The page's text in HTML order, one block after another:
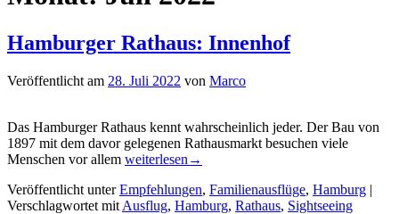
Hamburger Rathaus: Innenhof
Veröffentlicht am 28. Juli 2022 von Marco
Das Hamburger Rathaus kennt wahrscheinlich jeder. Der Bau von
1897 mit dem davor gelegenen Rathausmarkt besuchen viele
Menschen vor allem Hamburger
Innenhof
weiterlesen →
Veröffentlicht unter Empfehlungen, Familienausflüge, Hamburg |
Verschlagwortet mit Ausflug, Hamburg, Rathaus, Sightseeing